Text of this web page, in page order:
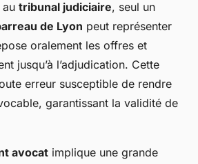
tribunal judiciaire, seul un
de Lyon peut représenter
oralement les offres et
jusqu’à l’adjudication. Cette
erreur susceptible de rendre
garantissant la validité de
avocat implique une grande